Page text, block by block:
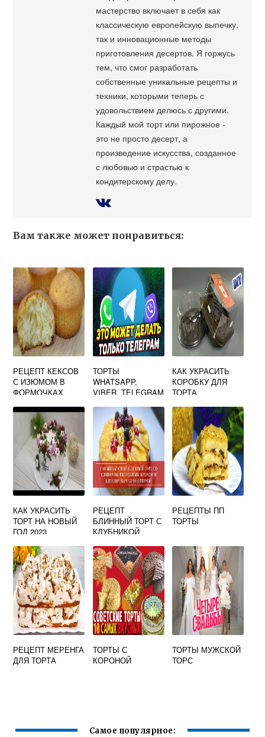
мастерство включает в себя как
классическую европейскую выпечку,
так и инновационные методы
приготовления десертов. Я горжусь
тем, что смог разработать
собственные уникальные рецепты и
техники, которыми теперь с
удовольствием делюсь с другими.
Каждый мой торт или пирожное -
это не просто десерт, а
произведение искусства, созданное
с любовью и страстью к
кондитерскому делу.
Вам также может понравиться:
РЕЦЕПТ КЕКСОВ
С ИЗЮМОМ В
ФОРМОЧКАХ
ТОРТЫ
WHATSAPP,
VIBER, TELEGRAM
КАК УКРАСИТЬ
КОРОБКУ ДЛЯ
ТОРТА
КАК УКРАСИТЬ
ТОРТ НА НОВЫЙ
ГОД 2023
РЕЦЕПТ
БЛИННЫЙ ТОРТ С
КЛУБНИКОЙ
РЕЦЕПТЫ ПП
ТОРТЫ
РЕЦЕПТ МЕРЕНГА
ДЛЯ ТОРТА
ТОРТЫ С
КОРОНОЙ
ТОРТЫ МУЖСКОЙ
ТОРС
Самое популярное: